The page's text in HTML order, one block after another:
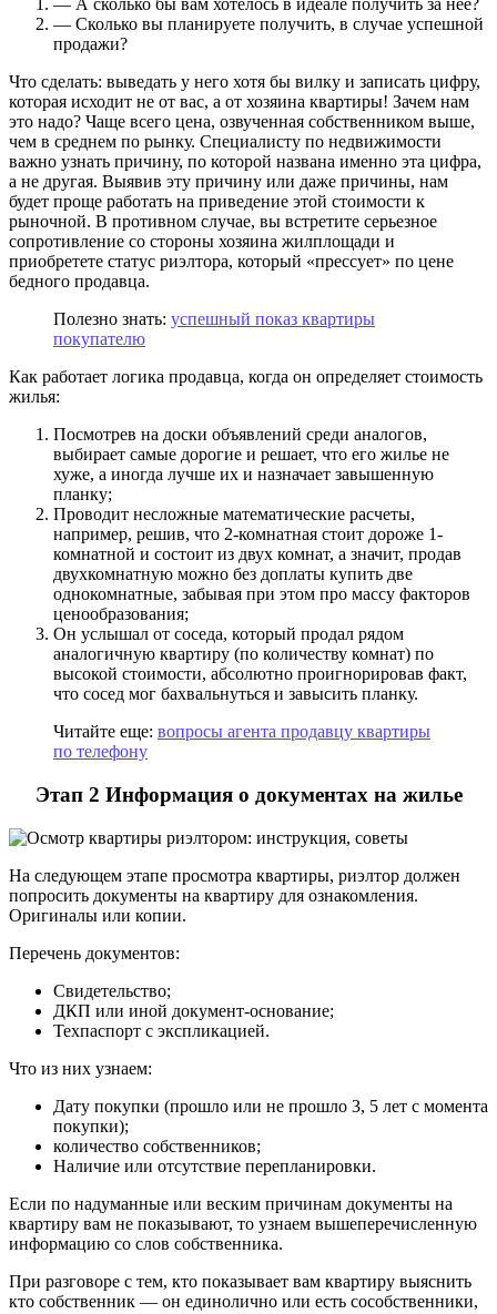
— А сколько бы вам хотелось в идеале получить за нее?
— Сколько вы планируете получить, в случае успешной
продажи?
Что сделать: выведать у него хотя бы вилку и записать цифру,
которая исходит не от вас, а от хозяина квартиры! Зачем нам
это надо? Чаще всего цена, озвученная собственником выше,
чем в среднем по рынку. Специалисту по недвижимости
важно узнать причину, по которой названа именно эта цифра,
а не другая. Выявив эту причину или даже причины, нам
будет проще работать на приведение этой стоимости к
рыночной. В противном случае, вы встретите серьезное
сопротивление со стороны хозяина жилплощади и
приобретете статус риэлтора, который «прессует» по цене
бедного продавца.
Полезно знать: успешный показ квартиры
покупателю
Как работает логика продавца, когда он определяет стоимость
жилья:
Посмотрев на доски объявлений среди аналогов,
выбирает самые дорогие и решает, что его жилье не
хуже, а иногда лучше их и назначает завышенную
планку;
Проводит несложные математические расчеты,
например, решив, что 2-комнатная стоит дороже 1-
комнатной и состоит из двух комнат, а значит, продав
двухкомнатную можно без доплаты купить две
однокомнатные, забывая при этом про массу факторов
ценообразования;
Он услышал от соседа, который продал рядом
аналогичную квартиру (по количеству комнат) по
высокой стоимости, абсолютно проигнорировав факт,
что сосед мог бахвальнуться и завысить планку.
Читайте еще: вопросы агента продавцу квартиры
по телефону
Этап 2 Информация о документах на жилье
На следующем этапе просмотра квартиры, риэлтор должен
попросить документы на квартиру для ознакомления.
Оригиналы или копии.
Перечень документов:
Свидетельство;
ДКП или иной документ-основание;
Техпаспорт с экспликацией.
Что из них узнаем:
Дату покупки (прошло или не прошло 3, 5 лет с момента
покупки);
количество собственников;
Наличие или отсутствие перепланировки.
Если по надуманные или веским причинам документы на
квартиру вам не показывают, то узнаем вышеперечисленную
информацию со слов собственника.
При разговоре с тем, кто показывает вам квартиру выяснить
кто собственник — он единолично или есть сособственники,